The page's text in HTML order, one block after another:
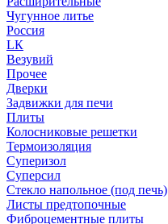
Чугунное литье
Россия
LК
Везувий
Прочее
Дверки
Задвижки для печи
Плиты
Колосниковые решетки
Термоизоляция
Суперизол
Суперсил
Стекло напольное (под печь)
Листы предтопочные
Фиброцементные плиты